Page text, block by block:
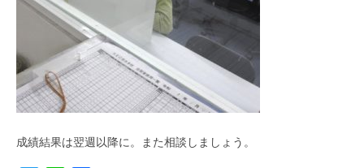
成績結果は翌週以降に。また相談しましょう。